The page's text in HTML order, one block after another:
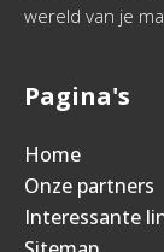
wereld van je
Pagina's
Home
Onze partners
Interessante